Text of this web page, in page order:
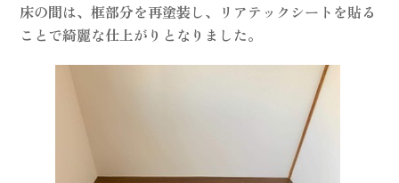
床の間は、框部分を再塗装し、リアテックシートを貼る
ことで綺麗な仕上がりとなりました。